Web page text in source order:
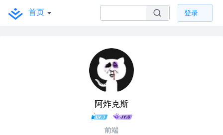
首页 登录
阿炸克斯
前端